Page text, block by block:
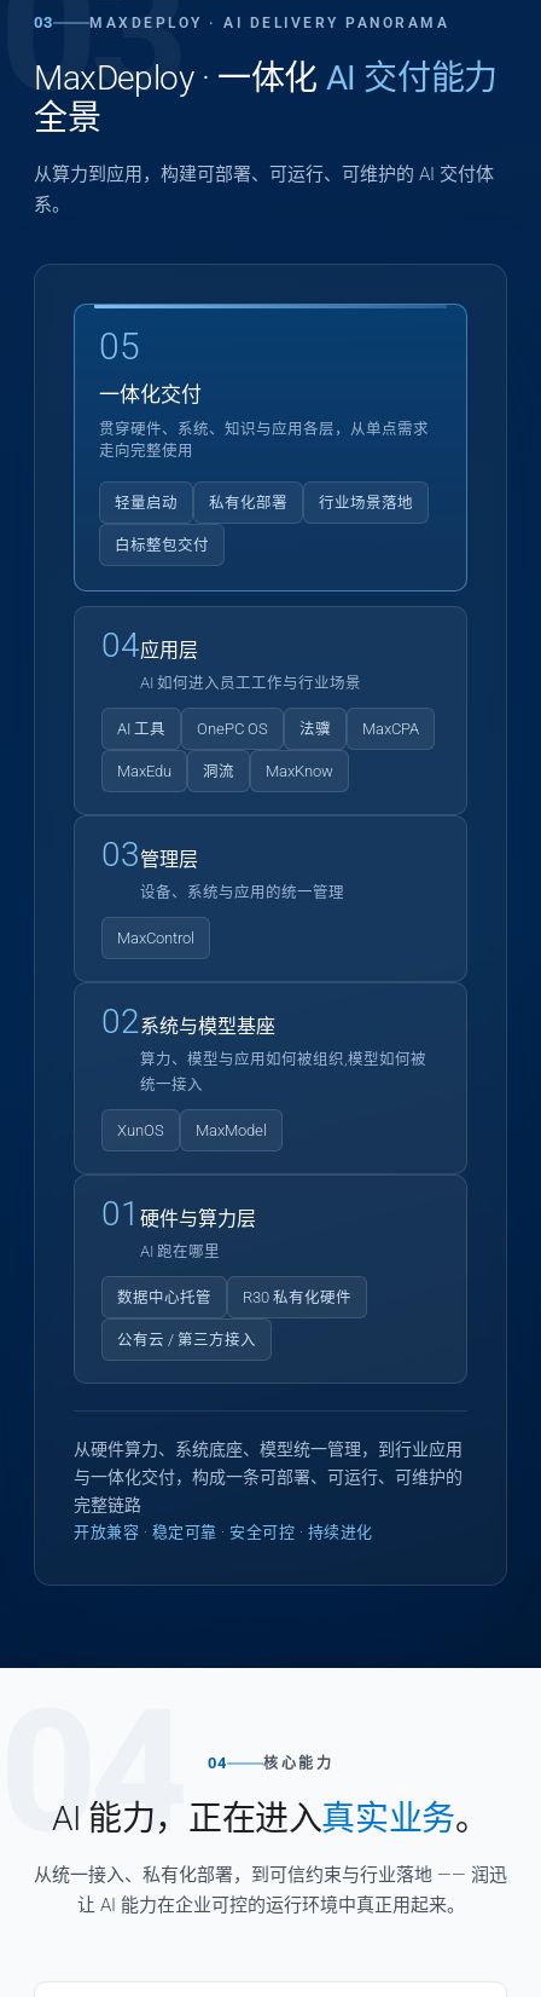
03 MAXDEPLOY · AI DELIVERY PANORAMA
MaxDeploy · 一体化 AI 交付能力
全景
从算力到应用，构建可部署、可运行、可维护的 AI 交付体
系。
04应用层
AI 如何进入员工工作与行业场景
AI 工具 OnePC OS 法骥 MaxCPA
MaxEdu 洞流 MaxKnow
03管理层
设备、系统与应用的统一管理
MaxControl
02系统与模型基座
算力、模型与应用如何被组织,模型如何被
统一接入
XunOS MaxModel
01 硬件与算力层
AI 跑在哪里
数据中心托管 R30 私有化硬件
公有云 / 第三方接入
05
一体化交付
贯穿硬件、系统、知识与应用各层，从单点需求
走向完整使用
轻量启动 私有化部署 行业场景落地
白标整包交付
从硬件算力、系统底座、模型统一管理，到行业应用
与一体化交付，构成一条可部署、可运行、可维护的
完整链路
开放兼容 · 稳定可靠 · 安全可控 · 持续进化
04 04 核心能力
AI 能力，正在进入真实业务。
从统一接入、私有化部署，到可信约束与行业落地 —— 润迅
让 AI 能力在企业可控的运行环境中真正用起来。